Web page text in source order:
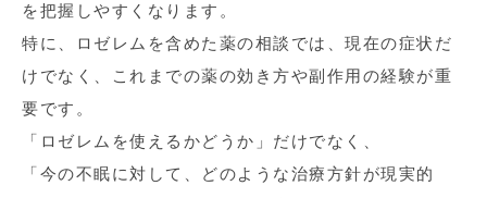
を把握しやすくなります。
特に、ロゼレムを含めた薬の相談では、現在の症状だ
けでなく、これまでの薬の効き方や副作用の経験が重
要です。
「ロゼレムを使えるかどうか」だけでなく、
「今の不眠に対して、どのような治療方針が現実的